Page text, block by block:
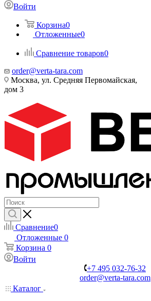
Войти
Корзина0
Отложенные0
Сравнение товаров0
order@verta-tara.com
Москва, ул. Средняя Первомайская,
дом 3
Сравнение0
Отложенные 0
Корзина 0
Войти
+7 495 032-76-32
order@verta-tara.com
Каталог